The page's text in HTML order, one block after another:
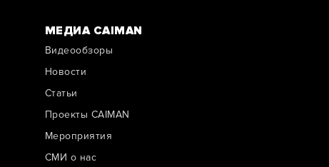
МЕДИА CAIMAN
Видеообзоры
Новости
Cтатьи
Проекты CAIMAN
Мероприятия
СМИ о нас